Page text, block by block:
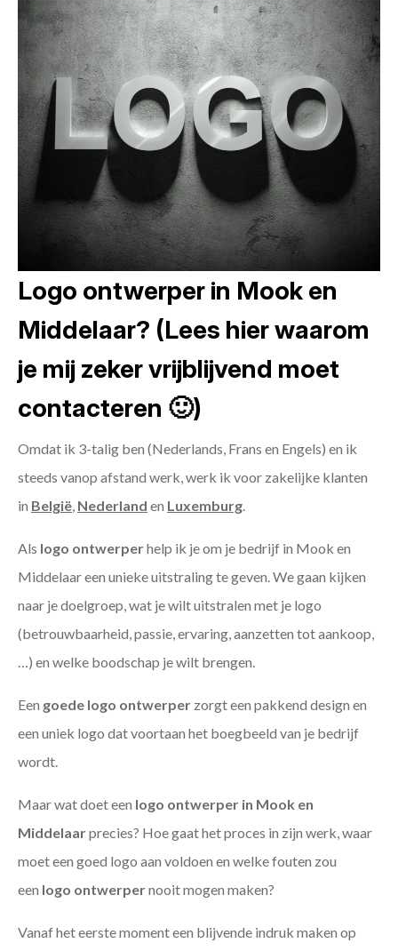
Logo ontwerper in Mook en
Middelaar? (Lees hier waarom
je mij zeker vrijblijvend moet
contacteren 🙂)
Omdat ik 3-talig ben (Nederlands, Frans en Engels) en ik
steeds vanop afstand werk, werk ik voor zakelijke klanten
in België, Nederland en Luxemburg.
Als logo ontwerperhelp ik je om je bedrijf in Mook en
Middelaar een unieke uitstraling te geven. We gaan kijken
naar je doelgroep, wat je wilt uitstralen met je logo
(betrouwbaarheid, passie, ervaring, aanzetten tot aankoop,
…) en welke boodschap je wilt brengen.
Een goede logo ontwerper zorgt een pakkend design en
een uniek logo dat voortaan het boegbeeld van je bedrijf
wordt.
Maar wat doet een logo ontwerper in Mook en
Middelaarprecies? Hoe gaat het proces in zijn werk, waar
moet een goed logo aan voldoen en welke fouten zou
een logo ontwerpernooit mogen maken?
Vanaf het eerste moment een blijvende indruk maken op